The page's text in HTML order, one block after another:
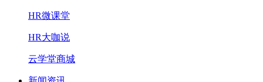
HR微课堂
HR大咖说
云学堂商城